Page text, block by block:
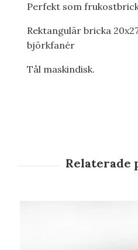
Perfekt som
Rektangulär bricka
björkfanér
Tål maskindisk.